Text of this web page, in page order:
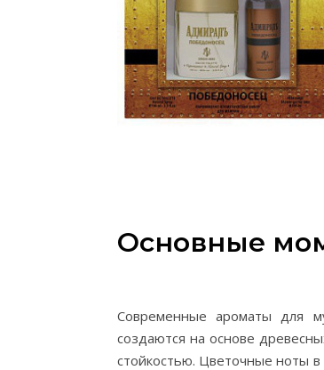
Основные
Современные ароматы для
создаются на основе
стойкостью. Цветочные ноты